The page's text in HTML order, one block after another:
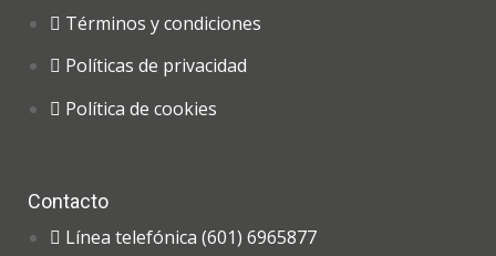
Términos y condiciones
Políticas de privacidad
Política de cookies
Contacto
Línea telefónica (601) 6965877